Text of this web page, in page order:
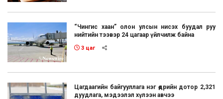
“Чингис хаан” олон улсын нисэх буудал руу
нийтийн тээвэр 24 цагаар үйлчилж байна
3 цаг
Цагдаагийн байгууллага нэг өдрийн дотор 2,321
дуудлага, мэдээлэл хүлээн авчээ